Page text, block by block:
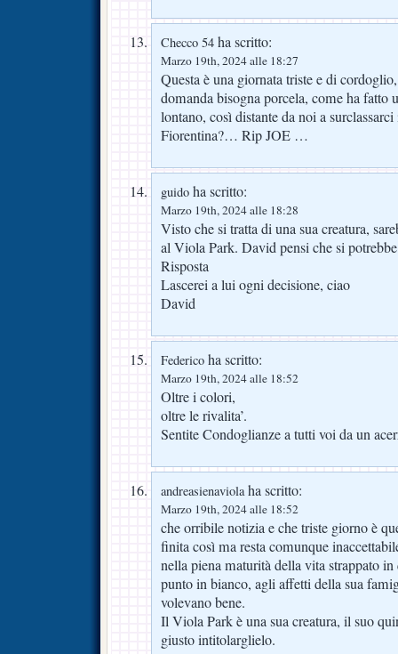
Checco 54 ha scritto:
Marzo 19th, 2024 alle 18:27
Questa è una giornata triste e di
domanda bisogna porcela, come ha fatto
lontano, così distante da noi a
Fiorentina?… Rip JOE …
guido ha scritto:
Marzo 19th, 2024 alle 18:28
Visto che si tratta di una sua creatura,
al Viola Park. David pensi che si
Risposta
Lascerei a lui ogni decisione, ciao
David
Federico ha scritto:
Marzo 19th, 2024 alle 18:52
Oltre i colori,
oltre le rivalita’.
Sentite Condoglianze a tutti voi da un
andreasienaviolaha scritto:
Marzo 19th, 2024 alle 18:52
che orribile notizia e che triste giorno è
finita così ma resta comunque
nella piena maturità della vita strappato
punto in bianco, agli affetti della sua
volevano bene.
Il Viola Park è una sua creatura, il suo
giusto intitolarglielo.